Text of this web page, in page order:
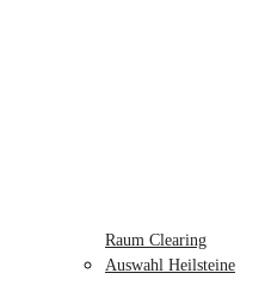
Raum Clearing
Auswahl Heilsteine